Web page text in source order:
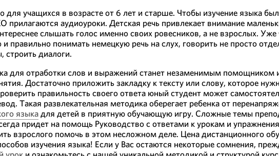
для учащихся в возрасте от 6 лет и старше. Чтобы изучение языка
аудиоуроки. Детская речь привлекает внимание
слышать голос именно своих ровесников, а не взрослых. Уже
правильно понимать немецкую речь на слух, говорить не просто
диалоги.
для отработки слов и выражений станет незаменимым помощником
Достаточно приложить закладку к тексту или слову, которое
правильность своего ответа юный студент может
Такая развлекательная методика оберегает ребенка от
языкадля детей в приятную обучающую игру. Сложные темы
придет на помощь Руководство с ответами к урокам и
взрослого помочь в этом несложном деле. Цена дистанционного
изучения языка! Если у Вас остаются некоторые сомнения,